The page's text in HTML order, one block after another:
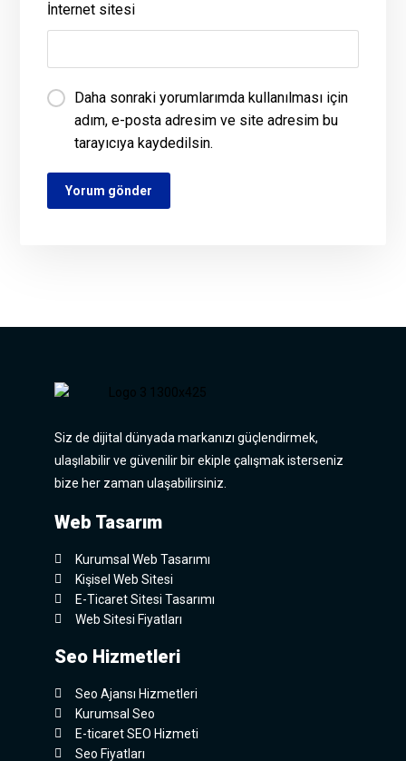
İnternet sitesi
Daha sonraki yorumlarımda kullanılması için
adım, e-posta adresim ve site adresim bu
tarayıcıya kaydedilsin.
Siz de dijital dünyada markanızı güçlendirmek,
ulaşılabilir ve güvenilir bir ekiple çalışmak isterseniz
bize her zaman ulaşabilirsiniz.
Web Tasarım
Kurumsal Web Tasarımı
Kişisel Web Sitesi
E-Ticaret Sitesi Tasarımı
Web Sitesi Fiyatları
Seo Hizmetleri
Seo Ajansı Hizmetleri
Kurumsal Seo
E-ticaret SEO Hizmeti
Seo Fiyatları